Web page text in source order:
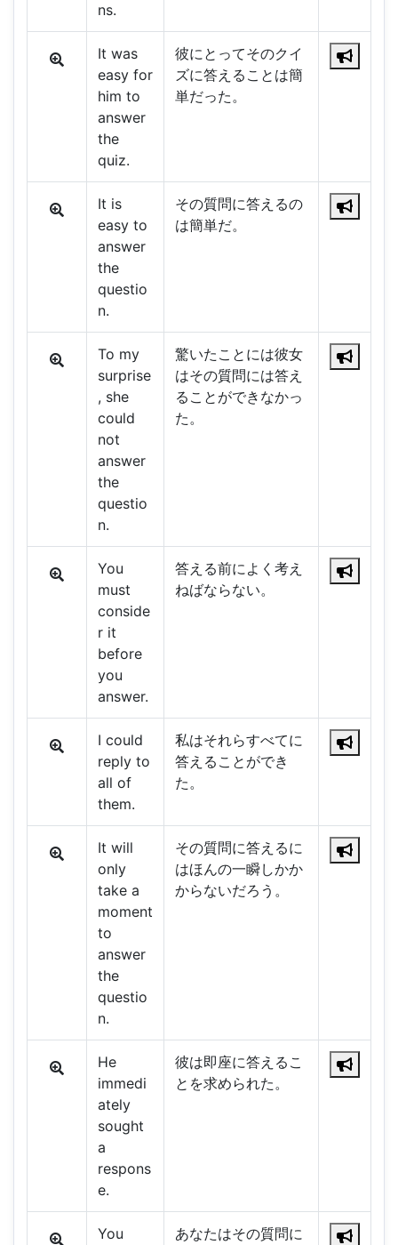
ns.
It was
easy for
him to
answer
the
quiz.
彼にとってそのクイ
ズに答えることは簡
単だった。
It is
easy to
answer
the
questio
n.
その質問に答えるの
は簡単だ。
To my
surprise
, she
could
not
answer
the
questio
n.
驚いたことには彼女
はその質問には答え
ることができなかっ
た。
You
must
conside
r it
before
you
answer.
答える前によく考え
ねばならない。
I could
reply to
all of
them.
私はそれらすべてに
答えることができ
た。
It will
only
take a
moment
to
answer
the
questio
n.
その質問に答えるに
はほんの一瞬しかか
からないだろう。
He
immedi
ately
sought
a
respons
e.
彼は即座に答えるこ
とを求められた。
You
あなたはその質問に